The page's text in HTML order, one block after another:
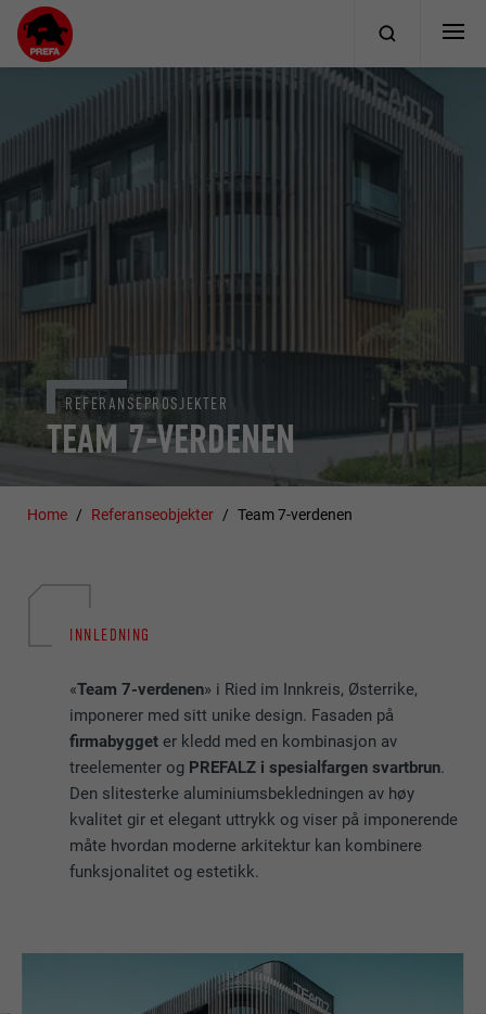
TEAM 7-VERDENEN
REFERANSEPROSJEKTER
Home Referanseobjekter Team 7-verdenen
INNLEDNING
«Team 7-verdenen» i Ried im Innkreis, Østerrike,
imponerer med sitt unike design. Fasaden på
firmabygget er kledd med en kombinasjon av
treelementer og PREFALZ i spesialfargen svartbrun.
Den slitesterke aluminiumsbekledningen av høy
kvalitet gir et elegant uttrykk og viser på imponerende
måte hvordan moderne arkitektur kan kombinere
funksjonalitet og estetikk.